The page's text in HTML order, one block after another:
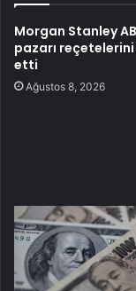
Morgan Stanley
pazarı
etti
Ağustos 8, 2026